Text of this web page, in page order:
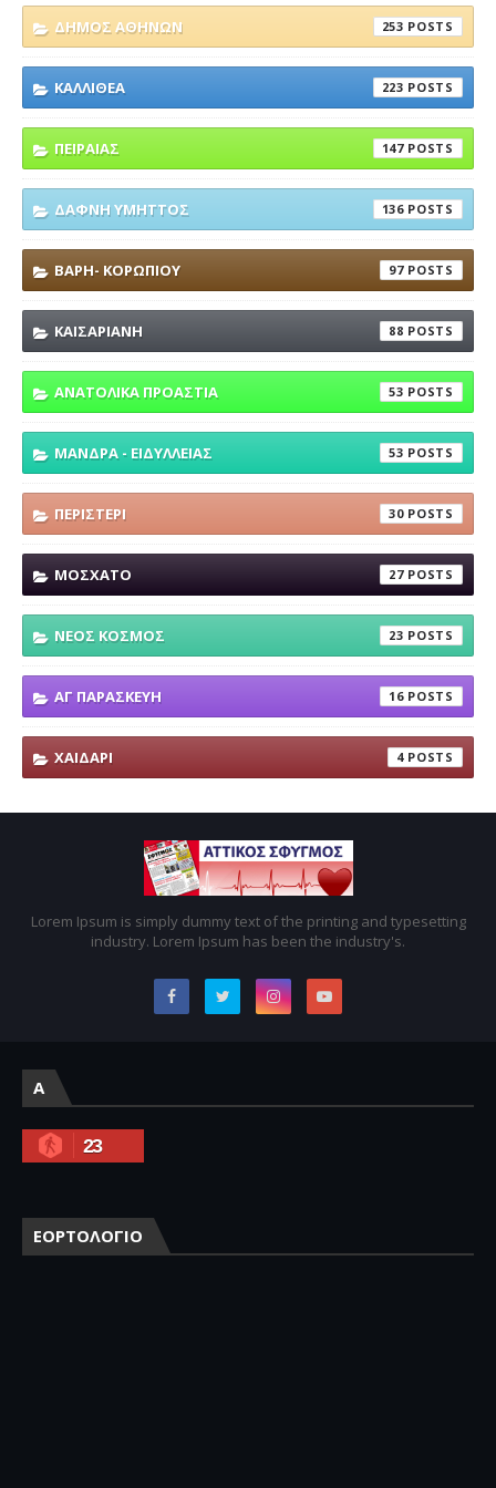
ΔΗΜΟΣ ΑΘΗΝΩΝ 253
ΚΑΛΛΙΘΕΑ 223
ΠΕΙΡΑΙΑΣ 147
ΔΑΦΝΗ ΥΜΗΤΤΟΣ 136
ΒΑΡΗ- ΚΟΡΩΠΙΟΥ 97
ΚΑΙΣΑΡΙΑΝΗ 88
ΑΝΑΤΟΛΙΚΑ ΠΡΟΑΣΤΙΑ 53
ΜΑΝΔΡΑ - ΕΙΔΥΛΛΕΙΑΣ 53
ΠΕΡΙΣΤΕΡΙ 30
ΜΟΣΧΑΤΟ 27
ΝΕΟΣ ΚΟΣΜΟΣ 23
ΑΓ ΠΑΡΑΣΚΕΥΗ 16
ΧΑΙΔΑΡΙ 4
Lorem Ipsum is simply dummy text of the printing and typesetting
industry. Lorem Ipsum has been the industry's.
A
23
ΕΟΡΤΟΛΟΓΙΟ